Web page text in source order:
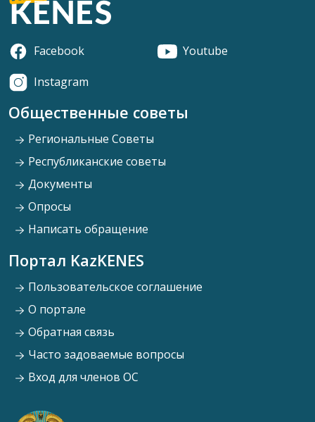
Facebook
Youtube
Instagram
Общественные советы
Региональные Советы
Республиканские советы
Документы
Опросы
Написать обращение
Портал KazKENES
Пользовательское соглашение
О портале
Обратная связь
Часто задоваемые вопросы
Вход для членов ОС